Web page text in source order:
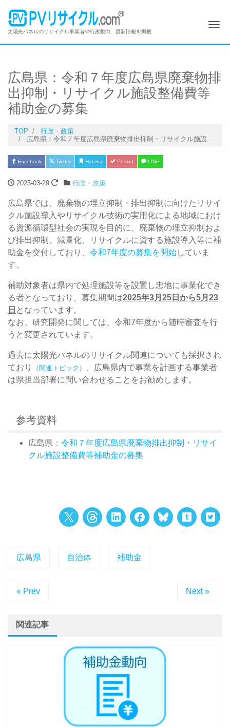
太陽光パネルのリサイクル事業者や行政動向、最新情報を掲載
広島県：令和７年度広島県廃棄物排
出抑制・リサイクル施設整備費等
補助金の募集
TOP
行政・政策
広島県：令和７年度広島県廃棄物排出抑制・リサイクル施設整備費等補助金の募集
Facebook Twitter Hatena Pocket LINE
2025-03-29 行政・政策
広島県では、廃棄物の埋立抑制・排出抑制に向けたリサイ
クル施設導入やリサイクル技術の実用化による地域におけ
る資源循環型社会の実現を目的に、廃棄物の埋立抑制およ
び排出抑制、減量化、リサイクルに資する施設導入等に補
助金を交付しており、 令和7年度の募集を開始していま
す。
補助対象者は県内で処理施設等を設置し忠地に事業化でき
る者となっており、募集期間は2025年3月25日から5月23
日 となっています。
なお、研究開発に関しては、令和7年度から随時審査を行
うと変更されています。
過去に太陽光パネルのリサイクル関連についても採択され
ており
（関連トピック ）
、広島県内で事業を計画する事業者
は県担当部署に問い合わせることをお勧めします。
参考資料
広島県： 令和７年度広島県廃棄物排出抑制・リサイ
クル施設整備費等補助金の募集
広島県 自治体 補助金
« Prev Next »
関連記事